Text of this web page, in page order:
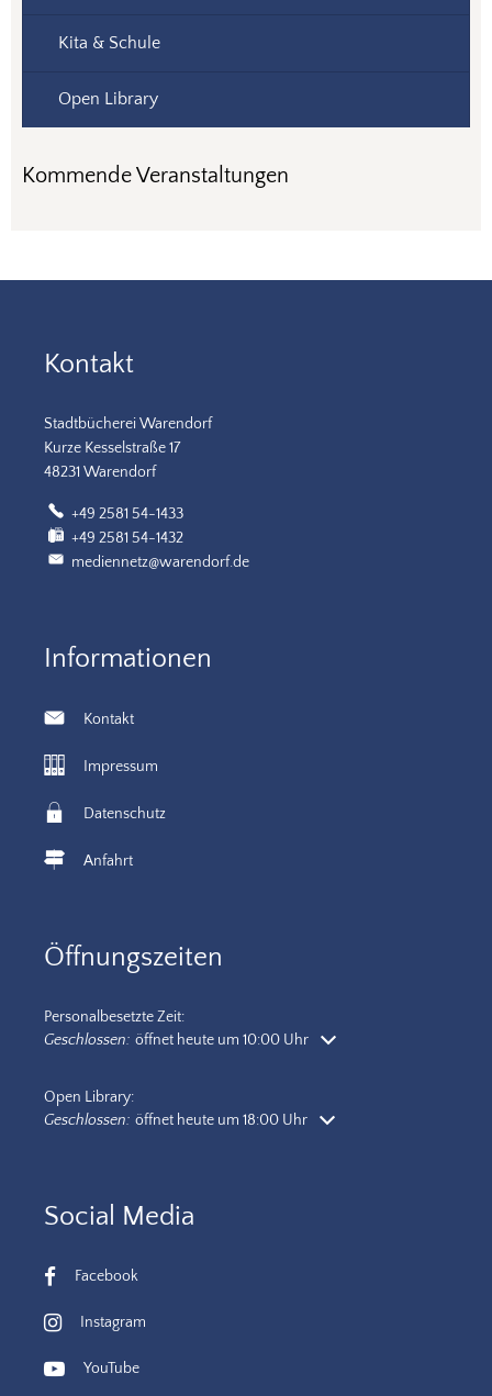
Kita & Schule
Open Library
Kommende Veranstaltungen
Kontakt
Stadtbücherei Warendorf
Kurze Kesselstraße 17
48231 Warendorf
+49 2581 54-1433
+49 2581 54-1432
mediennetz@warendorf.de
Informationen
Kontakt
Impressum
Datenschutz
Anfahrt
Öffnungszeiten
Personalbesetzte Zeit:
Klicken, um weitere Öffnungs- oder Schließzeiten auszublenden
Geschlossen: öffnet heute um 10:00 Uhr
Open Library:
Klicken, um weitere Öffnungs- oder Schließzeiten auszublenden
Geschlossen: öffnet heute um 18:00 Uhr
Social Media
Facebook
Instagram
YouTube